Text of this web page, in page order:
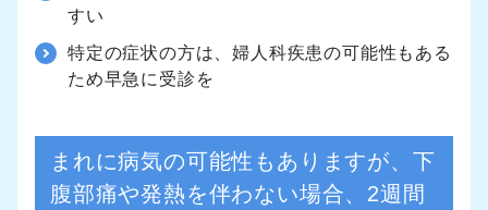
すい
特定の症状の方は、婦人科疾患の可能性もある
ため早急に受診を
まれに病気の可能性もありますが、下
腹部痛や発熱を伴わない場合、2週間